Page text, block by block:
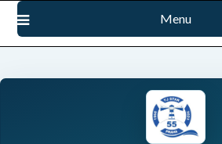
Přejdi
obsah
Menu